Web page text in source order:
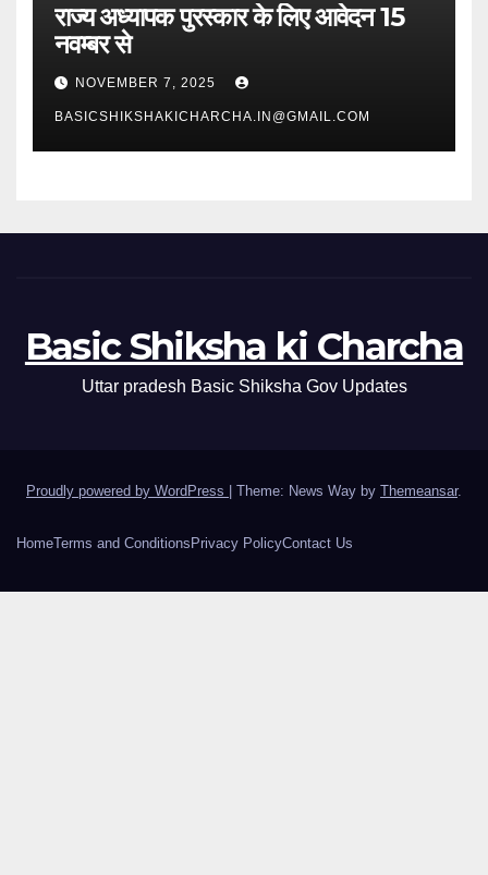
राज्य अध्यापक पुरस्कार के लिए आवेदन 15
नवम्बर से
NOVEMBER 7, 2025
BASICSHIKSHAKICHARCHA.IN@GMAIL.COM
Basic Shiksha ki Charcha
Uttar pradesh Basic Shiksha Gov Updates
Proudly powered by WordPress | Theme: News Way by Themeansar.
HomeTerms and Conditions Privacy PolicyContact Us